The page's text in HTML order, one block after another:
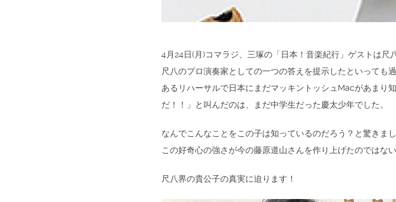
4月24日(月)コマラジ、三塚の「日本！音楽紀行」ゲストは尺
尺八のプロ演奏家としての一つの答えを提示したといっても
あるリハーサルで日本にまだマッキントッシュMacがあまり
だ！！」と叫んだのは、まだ中学生だった慶太少年でした。
なんでこんなことをこの子は知っているのだろう？と驚きまし
この好奇心の強さが今の藤原道山さんを作り上げたのではない
尺八界の貴公子の真実に迫ります！